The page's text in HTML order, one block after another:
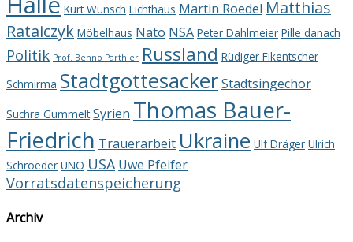
Kurt Wünsch Lichthaus Martin Roedel Matthias
Rataiczyk Möbelhaus Nato NSA Peter Dahlmeier Pille danach
Politik Prof. Benno Parthier Russland Rüdiger Fikentscher
Schmirma StadtgottesackerStadtsingechor
Suchra Gummelt Syrien Thomas Bauer-
Friedrich Trauerarbeit Ukraine Ulf Dräger Ulrich
Schroeder UNO USA Uwe Pfeifer
Vorratsdatenspeicherung
Archiv